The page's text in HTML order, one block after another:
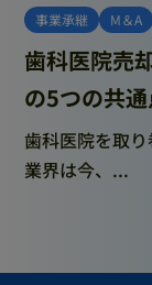
事業承継 M＆A
歯科医院売
の5つの共
歯科医院を取
業界は今、...